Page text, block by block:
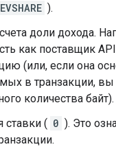
).
доли дохода.
как поставщик
(или, если она
в транзакции, вы
количества байт).
ставки ( 0 ). Это